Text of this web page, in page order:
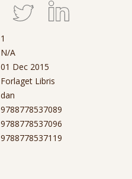
1
N/A
01 Dec 2015
Forlaget Libris
dan
9788778537089
9788778537096
9788778537119